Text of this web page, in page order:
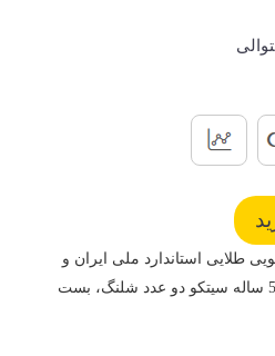
3600 ظرفشویی طلایی استاندارد ملی ایران و
استاندارد CE اروپا گارانتی 5 ساله سیتکو دو عدد شلنگ، بست